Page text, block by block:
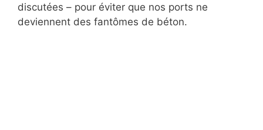
discutées – pour éviter que nos ports ne
deviennent des fantômes de béton.